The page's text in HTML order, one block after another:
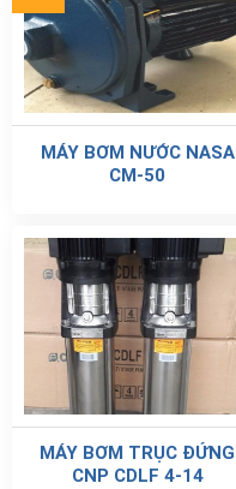
MÁY BƠM NƯỚC NASA
CM-50
MÁY BƠM TRỤC ĐỨNG
CNP CDLF 4-14